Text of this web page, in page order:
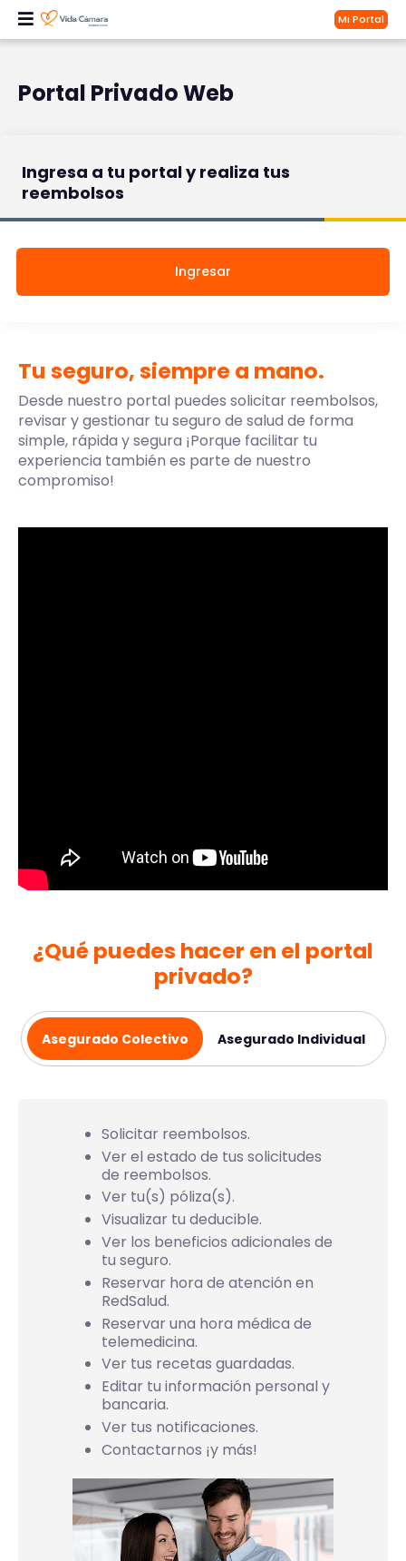
Mi Portal
Portal Privado Web
Ingresa a tu portal y realiza tus
reembolsos
Ingresar
Tu seguro, siempre a mano.
Desde nuestro portal puedes solicitar reembolsos,
revisar y gestionar tu seguro de salud de forma
simple, rápida y segura ¡Porque facilitar tu
experiencia también es parte de nuestro
compromiso!
¿Qué puedes hacer en el portal
privado?
Asegurado Colectivo Asegurado Individual
Solicitar reembolsos.
Ver el estado de tus solicitudes
de reembolsos.
Ver tu(s) póliza(s).
Visualizar tu deducible.
Ver los beneficios adicionales de
tu seguro.
Reservar hora de atención en
RedSalud.
Reservar una hora médica de
telemedicina.
Ver tus recetas guardadas.
Editar tu información personal y
bancaria.
Ver tus notificaciones.
Contactarnos ¡y más!